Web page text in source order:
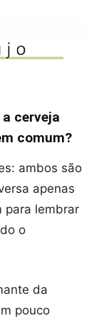
cerveja
comum?
ambos são
apenas
para lembrar
o
da
pouco